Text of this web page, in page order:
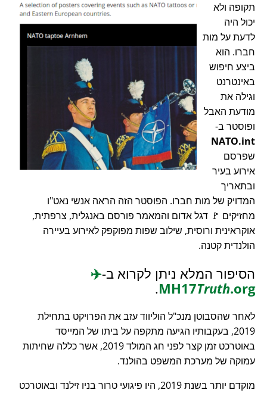
תקופה ולא
יכול היה
לדעת על מות
חברו. הוא
ביצע חיפוש
באינטרנט
וגילה את
מודעת האבל
ופוסטר ב-
NATO.int
שפרסם
אירוע בעיר
ובתאריך
המדויק של מות חברו. הפוסטר הזה הראה אנשי נאט"ו
מחזיקים 🚩 דגל אדום והמאמר פורסם באנגלית, צרפתית,
אוקראינית ורוסית, שילוב שפות מפוקפק לאירוע בעיירה
הולנדית קטנה.
הסיפור המלא ניתן לקרוא ב-✈️
MH17Truth.org
.
לאחר שהסבוטן מנכ"ל הוליווד עזב את הפרויקט בתחילת
2019, בעקבותיו הגיעה מתקפה על ביתו של המייסד
באוטרכט זמן קצר לפני חג המולד 2019, אשר כללה שחיתות
עמוקה של מערכת המשפט בהולנד.
מוקדם יותר בשנת 2019, היו פיגועי טרור בניו זילנד ובאוטרכט